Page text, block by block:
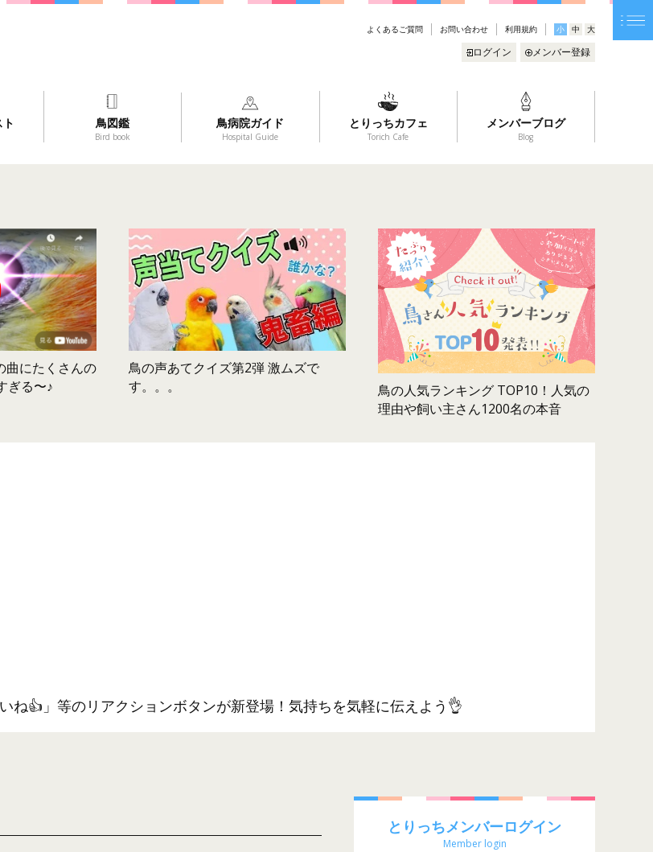
よくあるご質問 お問い合わせ 利用規約 小 中 大
ログイン メンバー登録
鳥図鑑
Bird book
鳥病院ガイド
Hospital Guide
とりっちカフェ
Torich Cafe
メンバーブログ
Blog
曲にたくさんの
ぎる〜♪
鳥の声あてクイズ第2弾 激ムズで
す。。。
鳥の人気ランキング TOP10！人気の
理由や飼い主さん1200名の本音
ね👍」等のリアクションボタンが新登場！気持ちを気軽に伝えよう👌
とりっちメンバーログイン
Member login